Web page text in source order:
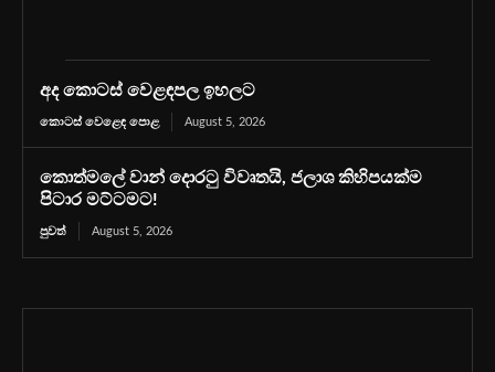
අද කොටස් වෙළඳපල ඉහලට
කොටස් වෙළෙඳ පොළ August 5, 2026
කොත්මලේ වාන් දොරටු විවෘතයි, ජලාශ කිහිපයක්ම
පිටාර මට්ටමට!
පුවත් August 5, 2026